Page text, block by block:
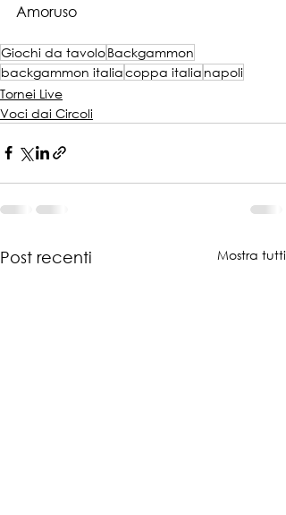
Amoruso
Giochi da tavoloBackgammon
backgammon italiacoppa italia napoli
Tornei Live
Voci dai Circoli
Post recenti Mostra tutti